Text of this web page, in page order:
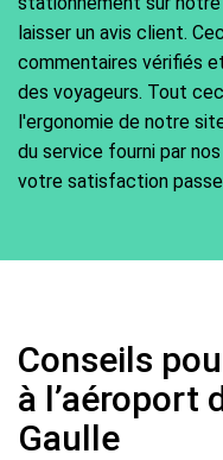
laisser un avis client.
commentaires vérifiés
des voyageurs. Tout
l'ergonomie de notre
du service fourni par
votre satisfaction
Conseils
à l’aéroport
Gaulle